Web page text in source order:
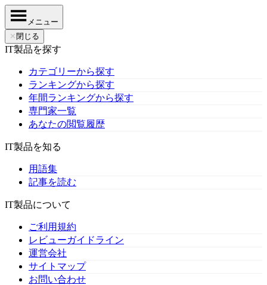
メニュー
✕ 閉じる
IT製品を探す
カテゴリーから探す
ランキングから探す
年間ランキングから探す
専門家一覧
あなたの閲覧履歴
IT製品を知る
用語集
記事を読む
IT製品について
ご利用規約
レビューガイドライン
運営会社
サイトマップ
お問い合わせ